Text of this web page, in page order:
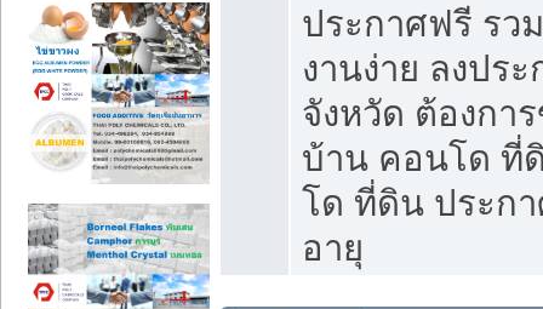
ประกาศฟรี รว
งานง่าย ลงปร
จังหวัด ต้องกา
บ้าน คอนโด ที่
โด ที่ดิน ประก
อายุ